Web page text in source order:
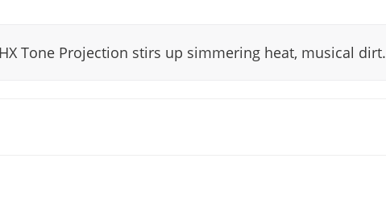
Tone Projection stirs up simmering heat, musical dirt.